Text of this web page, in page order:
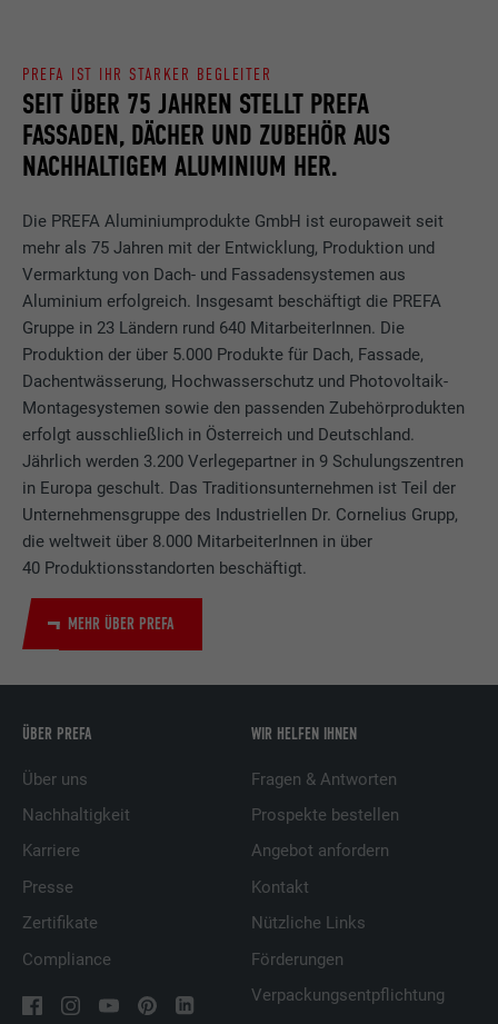
SEIT ÜBER 75 JAHREN STELLT PREFA
FASSADEN, DÄCHER UND ZUBEHÖR AUS
NACHHALTIGEM ALUMINIUM HER.
PREFA IST IHR STARKER BEGLEITER
Die PREFA Aluminiumprodukte GmbH ist europaweit seit
mehr als 75 Jahren mit der Entwicklung, Produktion und
Vermarktung von Dach- und Fassadensystemen aus
Aluminium erfolgreich. Insgesamt beschäftigt die PREFA
Gruppe in 23 Ländern rund 640 MitarbeiterInnen. Die
Produktion der über 5.000 Produkte für Dach, Fassade,
Dachentwässerung, Hochwasserschutz und Photovoltaik-
Montagesystemen sowie den passenden Zubehörprodukten
erfolgt ausschließlich in Österreich und Deutschland.
Jährlich werden 3.200 Verlegepartner in 9 Schulungszentren
in Europa geschult. Das Traditionsunternehmen ist Teil der
Unternehmensgruppe des Industriellen Dr. Cornelius Grupp,
die weltweit über 8.000 MitarbeiterInnen in über
40 Produktionsstandorten beschäftigt.
MEHR ÜBER PREFA
ÜBER PREFA
Über uns
Nachhaltigkeit
Karriere
Presse
Zertifikate
Compliance
WIR HELFEN IHNEN
Fragen & Antworten
Prospekte bestellen
Angebot anfordern
Kontakt
Nützliche Links
Förderungen
Verpackungsentpflichtung